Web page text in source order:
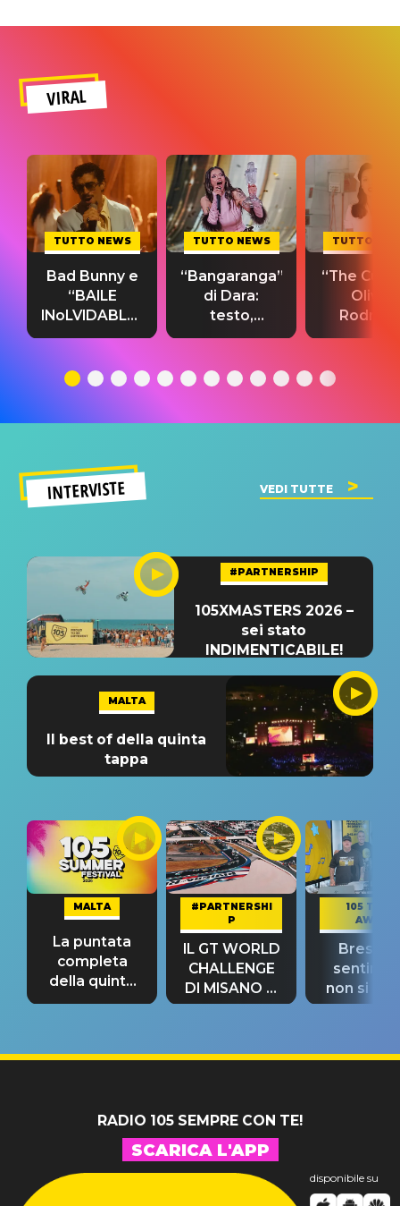
VIRAL
TUTTO NEWS
Bad Bunny e
“BAILE
INoLVIDABLE”:
testo,
significato
TUTTO NEWS
“Bangaranga”
di Dara:
testo,
traduzione e
del singolo
TUTTO
“The
Olivia
testo,
INTERVISTE VEDI TUTTE
#PARTNERSHIP
105XMASTERS 2026 –
sei stato
INDIMENTICABILE!
MALTA
Il best of della quinta
tappa
MALTA
La puntata
completa
della quinta
tappa
#PARTNERSHI
P
IL GT WORLD
CHALLENGE
DI MISANO si
riconferma
105 TAKE
AWAY
Bresh:
non si
fino alla
RADIO 105 SEMPRE CON TE!
SCARICA L'APP
disponibile su